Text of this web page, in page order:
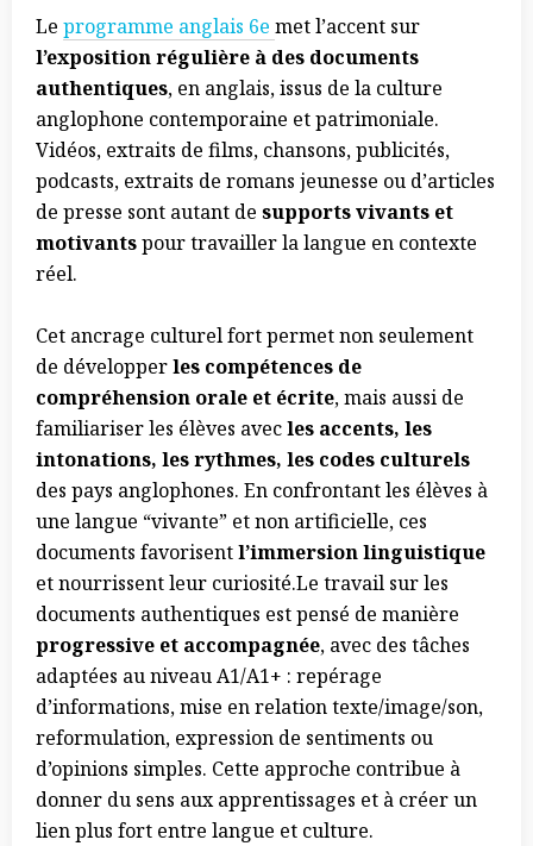
Le programme anglais 6e met l’accent sur
l’exposition régulière à des documents
authentiques, en anglais, issus de la culture
anglophone contemporaine et patrimoniale.
Vidéos, extraits de films, chansons, publicités,
podcasts, extraits de romans jeunesse ou d’articles
de presse sont autant de supports vivants et
motivantspour travailler la langue en contexte
réel.
Cet ancrage culturel fort permet non seulement
de développerles compétences de
compréhension orale et écrite, mais aussi de
familiariser les élèves avecles accents, les
intonations, les rythmes, les codes culturels
des pays anglophones. En confrontant les élèves à
une langue “vivante” et non artificielle, ces
documents favorisentl’immersion linguistique
et nourrissent leur curiosité.Le travail sur les
documents authentiques est pensé de manière
progressive et accompagnée, avec des tâches
adaptées au niveau A1/A1+ : repérage
d’informations, mise en relation texte/image/son,
reformulation, expression de sentiments ou
d’opinions simples. Cette approche contribue à
donner du sens aux apprentissages et à créer un
lien plus fort entre langue et culture.